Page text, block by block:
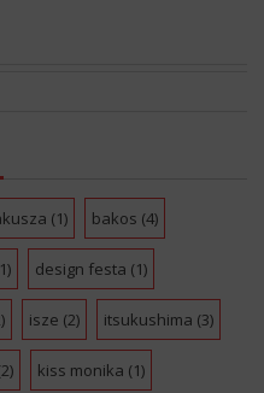
(1) bakos (4)
design festa (1)
isze (2) itsukushima (3)
kiss monika (1)